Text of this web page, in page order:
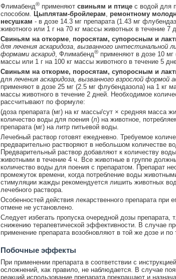
Флимабенд®применяют свиньям и птицес водой для
способом. Цыплятам-бройлерам, ремонтному
несушкам - в дозе 14.3 мг препарата (1.43 мг
животного или 1 г на 70 кг массы животных в течение 7
Свиньям на откорме, поросятам, супоросным и
для лечения аскаридоза, вызванного интестинальной
формами аскарид, Флимабенд®применяют в дозе 10 мг
массы или 1 г на 100 кг массы животного в течение 5
Свиньям на откорме, поросятам, супоросным и
длялечения аскаридоза, вызванного взрослой формой
применяют в дозе 25 мг (2.5 мг флубендазола) на 1 кг
массы животного в течение 2 дней. Необходимое
рассчитывают по формуле:
(доза препарата (мг) на кг массы/сут × средняя масса
количество воды для поения (л) на животное,
препарата (мг) на литр питьевой воды.
Лечебный раствор готовят ежедневно. Требуемое
предварительно растворяют в небольшом количестве
Предварительный раствор добавляют к количеству
животными в течение 4 ч. Все животные в группе
количество воды для поения с препаратом. Препарат
промежуток времени, когда потребление воды
стимуляции жажды рекомендуется лишить животных
лечебного раствора.
Особенностей действия лекарственного препарата при
отмене не установлено.
Следует избегать пропуска очередной дозы препарата,
снижению терапевтической эффективности. В случае
применение препарата возобновляют в той же дозе и по
Побочные эффекты
При применении препарата в соответствии с
осложнений, как правило, не наблюдается. В случае
реакций использование препарата прекращают и